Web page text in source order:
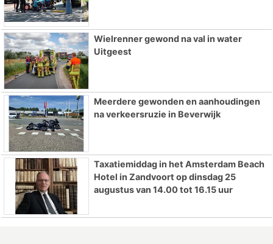
Wielrenner gewond na val in water
Uitgeest
Meerdere gewonden en aanhoudingen
na verkeersruzie in Beverwijk
Taxatiemiddag in het Amsterdam Beach
Hotel in Zandvoort op dinsdag 25
augustus van 14.00 tot 16.15 uur